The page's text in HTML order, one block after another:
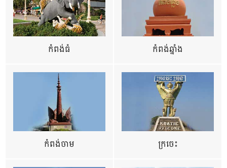
កំពង់ធំ កំពង់ឆ្នាំង
កំពង់ចាម ក្រចេះ